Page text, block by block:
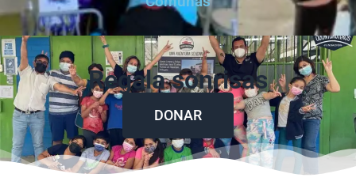
Regala sonrisas
DONAR